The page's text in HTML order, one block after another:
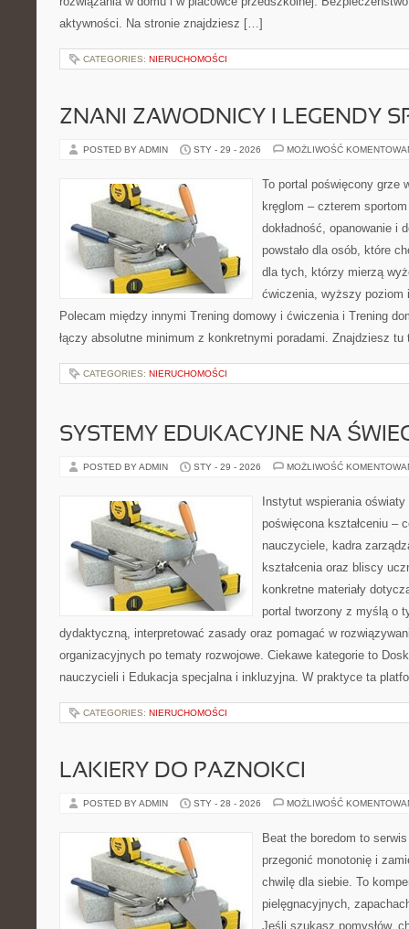
aktywności. Na stronie znajdziesz […]
CATEGORIES: NIERUCHOMOŚCI
ZNANI ZAWODNICY I LEGENDY
POSTED BY ADMIN STY - 29 - 2026 MOŻLIWOŚĆ
To portal poświęcony grze
kręglom – czterem
dokładność, opanowanie i
powstało dla osób, które
dla tych, którzy mierzą
ćwiczenia, wyższy poziom
Polecam między innymi Trening domowy i ćwiczenia i Trening
łączy absolutne minimum z konkretnymi poradami. Znajdziesz
CATEGORIES: NIERUCHOMOŚCI
SYSTEMY EDUKACYJNE NA
POSTED BY ADMIN STY - 29 - 2026 MOŻLIWOŚĆ
Instytut wspierania
poświęcona kształceniu –
nauczyciele, kadra
kształcenia oraz bliscy
konkretne materiały
portal tworzony z myślą o
dydaktyczną, interpretować zasady oraz pomagać w
organizacyjnych po tematy rozwojowe. Ciekawe kategorie to
nauczycieli i Edukacja specjalna i inkluzyjna. W praktyce ta
CATEGORIES: NIERUCHOMOŚCI
LAKIERY DO PAZNOKCI
POSTED BY ADMIN STY - 28 - 2026 MOŻLIWOŚĆ
Beat the boredom to
przegonić monotonię i
chwilę dla siebie. To
pielęgnacyjnych,
Jeśli szukasz pomysłów,